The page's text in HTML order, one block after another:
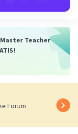
Teacher
Forum